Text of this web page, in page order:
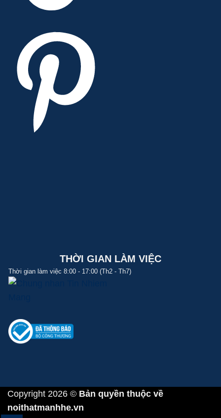
THỜI GIAN LÀM VIỆC
Thời gian làm việc 8:00 - 17:00 (Th2 - Th7)
Copyright 2026 © Bản quyền thuộc về
noithatmanhhe.vn